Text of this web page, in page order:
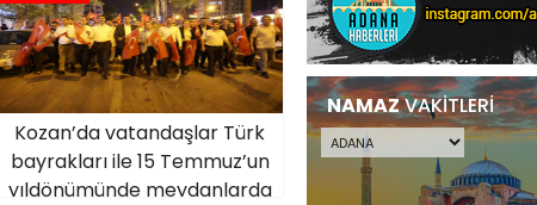
Kozan’da vatandaşlar Türk
bayrakları ile 15 Temmuz’un
yıldönümünde meydanlarda
NAMAZVAKİTLERİ